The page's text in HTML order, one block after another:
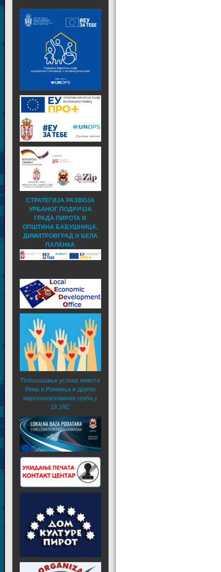
СТРАТЕГИЈА РАЗВОЈА
УРБАНОГ ПОДРУЧЈА
ГРАДА ПИРОТА И
ОПШТИНА БАБУШНИЦА,
ДИМИТРОВГРАД И БЕЛА
ПАЛАНКА
Побољшање услова живота
Рома и Ромкиња и других
маргинализованих група у
18 ЈЛС